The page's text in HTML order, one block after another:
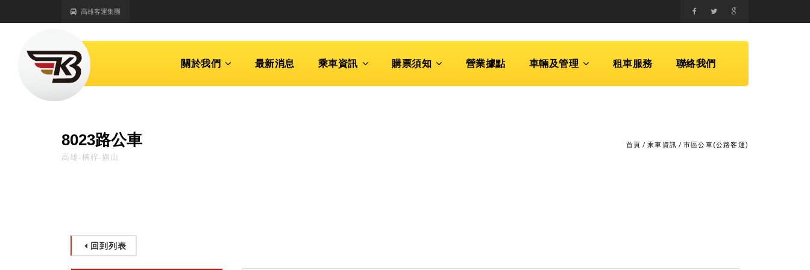
高雄客運集團
關於我們 最新消息 乘車資訊 購票須知 營業據點 車輛及管理 租車服務 聯絡我們
8023路公車
高雄-楠梓-旗山
首頁 /乘車資訊 / 市區公車(公路客運)
回到列表